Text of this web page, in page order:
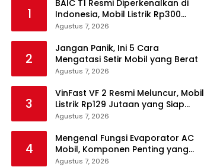
1
BAIC T1 Resmi Diperkenalkan di
Indonesia, Mobil Listrik Rp300
Jutaan Siap Ramaikan Pasar EV
Agustus 7, 2026
2
Jangan Panik, Ini 5 Cara
Mengatasi Setir Mobil yang Berat
Agustus 7, 2026
3
VinFast VF 2 Resmi Meluncur, Mobil
Listrik Rp129 Jutaan yang Siap
Jadi Alternatif Pengganti Motor
Agustus 7, 2026
4
Mengenal Fungsi Evaporator AC
Mobil, Komponen Penting yang
Sering Terlupakan
Agustus 7, 2026